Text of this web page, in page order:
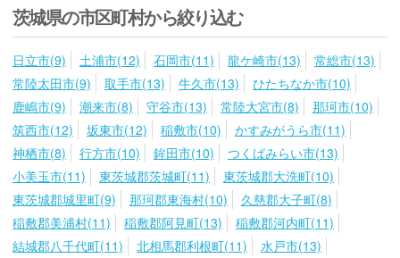
茨城県の市区町村から絞り込む
日立市(9) 土浦市(12) 石岡市(11) 龍ケ崎市(13)
常総市(13)
常陸太田市(9)
取手市(13) 牛久市(13)
ひたちなか市(10)
鹿嶋市(9)
潮来市(8) 守谷市(13) 常陸大宮市(8)
那珂市(10)
筑西市(12)
坂東市(12) 稲敷市(10)
かすみがうら市(11)
神栖市(8)
行方市(10) 鉾田市(10)
つくばみらい市(13)
小美玉市(11)
東茨城郡茨城町(11)
東茨城郡大洗町(10)
東茨城郡城里町(9)
那珂郡東海村(10)
久慈郡大子町(8)
稲敷郡美浦村(11)
稲敷郡阿見町(13)
稲敷郡河内町(11)
結城郡八千代町(11)
北相馬郡利根町(11)
水戸市(13)